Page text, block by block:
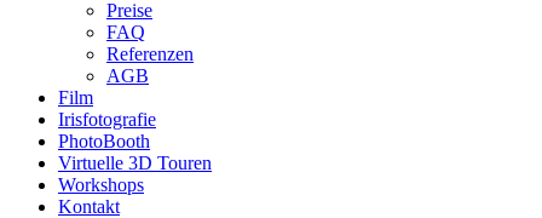
Preise
FAQ
Referenzen
AGB
Film
Irisfotografie
PhotoBooth
Virtuelle 3D Touren
Workshops
Kontakt